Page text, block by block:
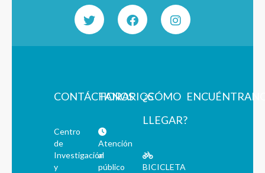
CONTÁCTANOS
Centro
de
Investigación
y
HORARIOS
Atención
al
público
¿CÓMO
LLEGAR?
BICICLETA